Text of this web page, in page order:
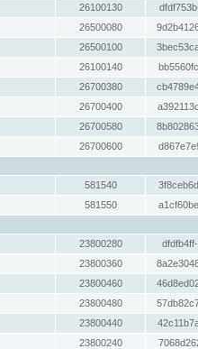
26100130
26500080
26500100
26100140
26700380
26700400
26700580
26700600
581540
581550
23800280
23800360
23800460
23800480
23800440
23800240